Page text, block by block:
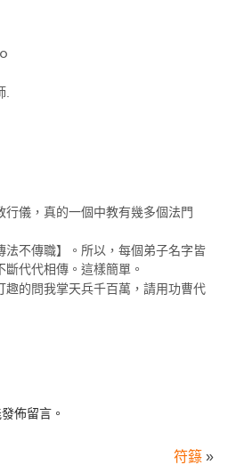
.
儀，真的一個中教有幾多個法門
法不傳職】。所以，每個弟子名字皆
代代相傳。這樣簡單。
趣的問我掌天兵千百萬，請用功曹代
佈留言。
符籙»